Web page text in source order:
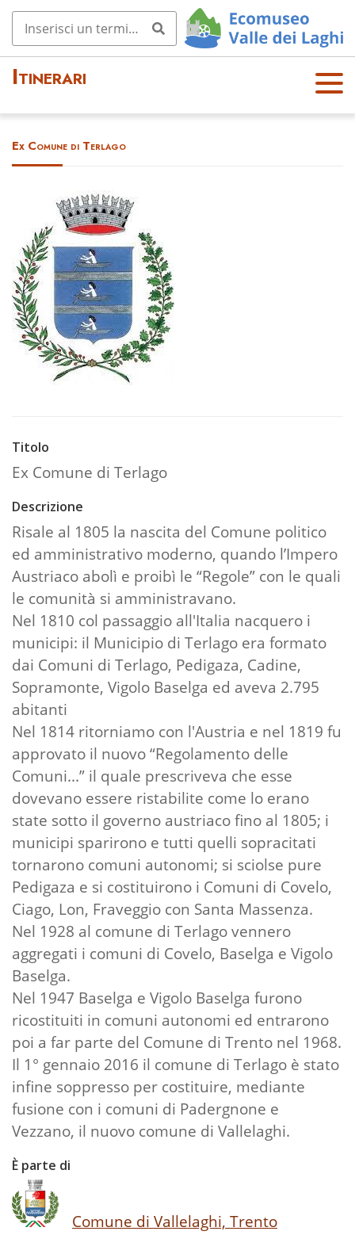
Itinerari
OPE
N
Ex Comune di Terlago
Titolo
Ex Comune di Terlago
Descrizione
Risale al 1805 la nascita del Comune politico
ed amministrativo moderno, quando l’Impero
Austriaco abolì e proibì le “Regole” con le quali
le comunità si amministravano.
Nel 1810 col passaggio all'Italia nacquero i
municipi: il Municipio di Terlago era formato
dai Comuni di Terlago, Pedigaza, Cadine,
Sopramonte, Vigolo Baselga ed aveva 2.795
abitanti
Nel 1814 ritorniamo con l'Austria e nel 1819 fu
approvato il nuovo “Regolamento delle
Comuni...” il quale prescriveva che esse
dovevano essere ristabilite come lo erano
state sotto il governo austriaco fino al 1805; i
municipi sparirono e tutti quelli sopracitati
tornarono comuni autonomi; si sciolse pure
Pedigaza e si costituirono i Comuni di Covelo,
Ciago, Lon, Fraveggio con Santa Massenza.
Nel 1928 al comune di Terlago vennero
aggregati i comuni di Covelo, Baselga e Vigolo
Baselga.
Nel 1947 Baselga e Vigolo Baselga furono
ricostituiti in comuni autonomi ed entrarono
poi a far parte del Comune di Trento nel 1968.
Il 1° gennaio 2016 il comune di Terlago è stato
infine soppresso per costituire, mediante
fusione con i comuni di Padergnone e
Vezzano, il nuovo comune di Vallelaghi.
È parte di
Comune di Vallelaghi, Trento